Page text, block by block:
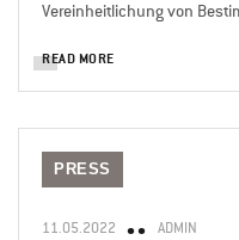
Vereinheitlichung von
READ MORE
PRESS
11.05.2022 ADMIN